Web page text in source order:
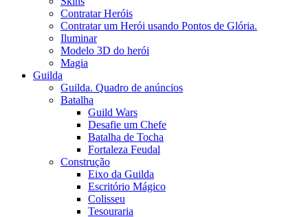
Contratar Heróis
Contratar um Herói usando Pontos de Glória.
Iluminar
Modelo 3D do herói
Magia
Guilda
Guilda. Quadro de anúncios
Batalha
Guild Wars
Desafie um Chefe
Batalha de Tocha
Fortaleza Feudal
Construção
Eixo da Guilda
Escritório Mágico
Colisseu
Tesouraria